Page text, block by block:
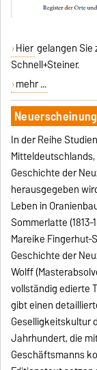
Hier gelangen Sie
Schnell+Steiner.
mehr ...
In der Reihe
Geschichte der
herausgegeben
Leben in
Sommerlatte
Mareike Fingerhut-
Geschichte der
Wolff
vollständig edierte
gibt einen
Geselligkeitskultur
Jahrhundert, die
Geschäftsmanns